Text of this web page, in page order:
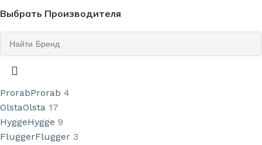
Выбрать Производителя
ProrabProrab 4
OlstaOlsta 17
HyggeHygge 9
FluggerFlugger 3